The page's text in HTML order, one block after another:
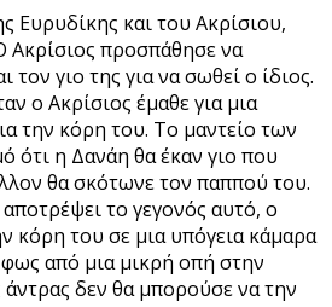
Ευρυδίκης και του Ακρίσιου,
Ακρίσιος προσπάθησε να
τον γιο της για να σωθεί ο ίδιος.
ο Ακρίσιος έμαθε για μια
την κόρη του. Το μαντείο των
η Δανάη θα έκαν γιο που
θα σκότωνε τον παππού του.
το γεγονός αυτό, ο
κόρη του σε μια υπόγεια κάμαρα
από μια μικρή οπή στην
δεν θα μπορούσε να την